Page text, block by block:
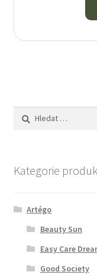
Vyhledávání
Kategorie
Artégo
Beauty Sun
Easy Care
Good Society